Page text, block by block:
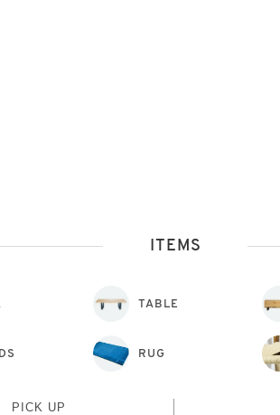
ITEMS
TABLE
RUG
PICK UP